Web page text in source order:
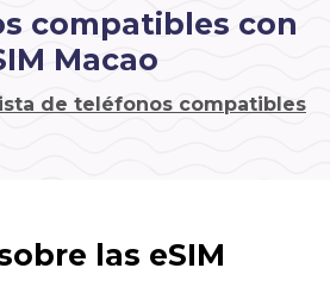
compatibles con
Macao
de teléfonos compatibles
las eSIM